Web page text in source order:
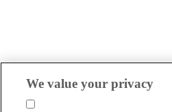
We value your privacy